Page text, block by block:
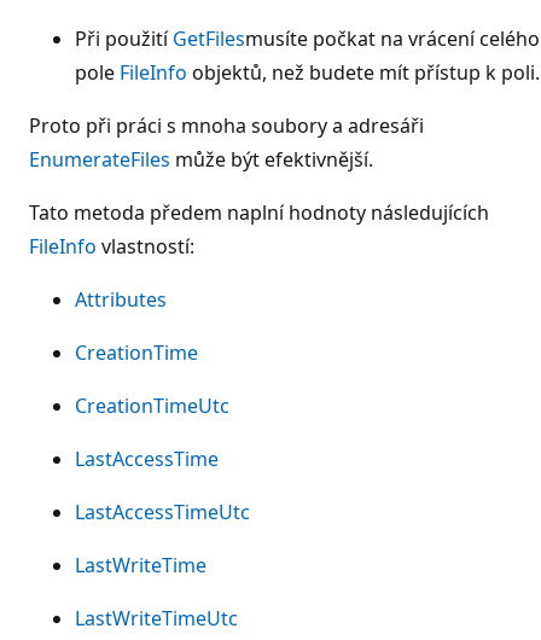
Při použitíGetFilesmusíte počkat na vrácení celého
pole FileInfo objektů, než budete mít přístup k poli.
Proto při práci s mnoha soubory a adresáři
EnumerateFiles může být efektivnější.
Tato metoda předem naplní hodnoty následujících
FileInfo vlastností:
Attributes
CreationTime
CreationTimeUtc
LastAccessTime
LastAccessTimeUtc
LastWriteTime
LastWriteTimeUtc